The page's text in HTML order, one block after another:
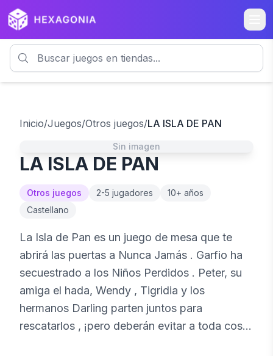
Inicio/Juegos/Otros juegos/LA ISLA DE PAN
Sin imagen
LA ISLA DE PAN
Otros juegos 2-5 jugadores 10+ años
Castellano
La Isla de Pan es un juego de mesa que te
abrirá las puertas a Nunca Jamás . Garfio ha
secuestrado a los Niños Perdidos . Peter, su
amiga el hada, Wendy , Tigridia y los
hermanos Darling parten juntos para
rescatarlos , ¡pero deberán evitar a toda costa